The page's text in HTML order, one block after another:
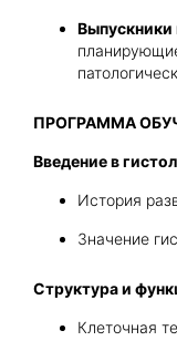
ПРОГРАММА
Введение в
История
Значение
Структура и
Клеточная